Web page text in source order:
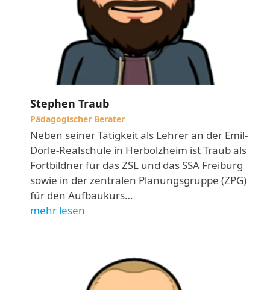
Stephen Traub
Pädagogischer Berater
Neben seiner Tätigkeit als Lehrer an der Emil-
Dörle-Realschule in Herbolzheim ist Traub als
Fortbildner für das ZSL und das SSA Freiburg
sowie in der zentralen Planungsgruppe (ZPG)
für den Aufbaukurs…
mehr lesen